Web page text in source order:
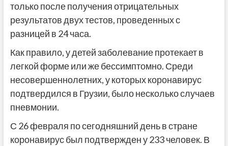
только после получения отрицательных
результатов двух тестов, проведенных с
разницей в 24 часа.
Как правило, у детей заболевание протекает в
легкой форме или же бессимптомно. Среди
несовершеннолетних, у которых коронавирус
подтвердился в Грузии, было несколько случаев
пневмонии.
С 26 февраля по сегодняшний день в стране
коронавирус был подтвержден у 233 человек. В